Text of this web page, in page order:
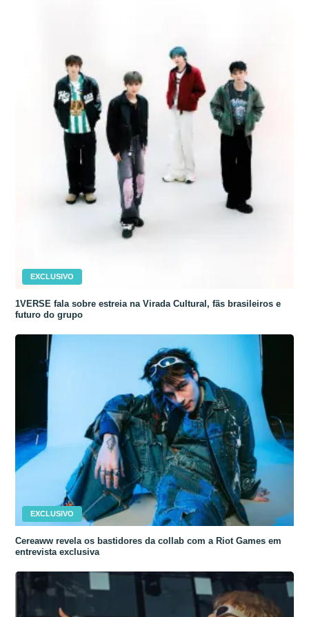
EXCLUSIVO
1VERSE fala sobre estreia na Virada Cultural, fãs brasileiros e
futuro do grupo
EXCLUSIVO
Cereaww revela os bastidores da collab com a Riot Games em
entrevista exclusiva